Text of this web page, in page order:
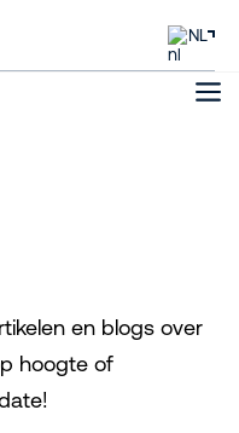
NL
en blogs over
hoogte of